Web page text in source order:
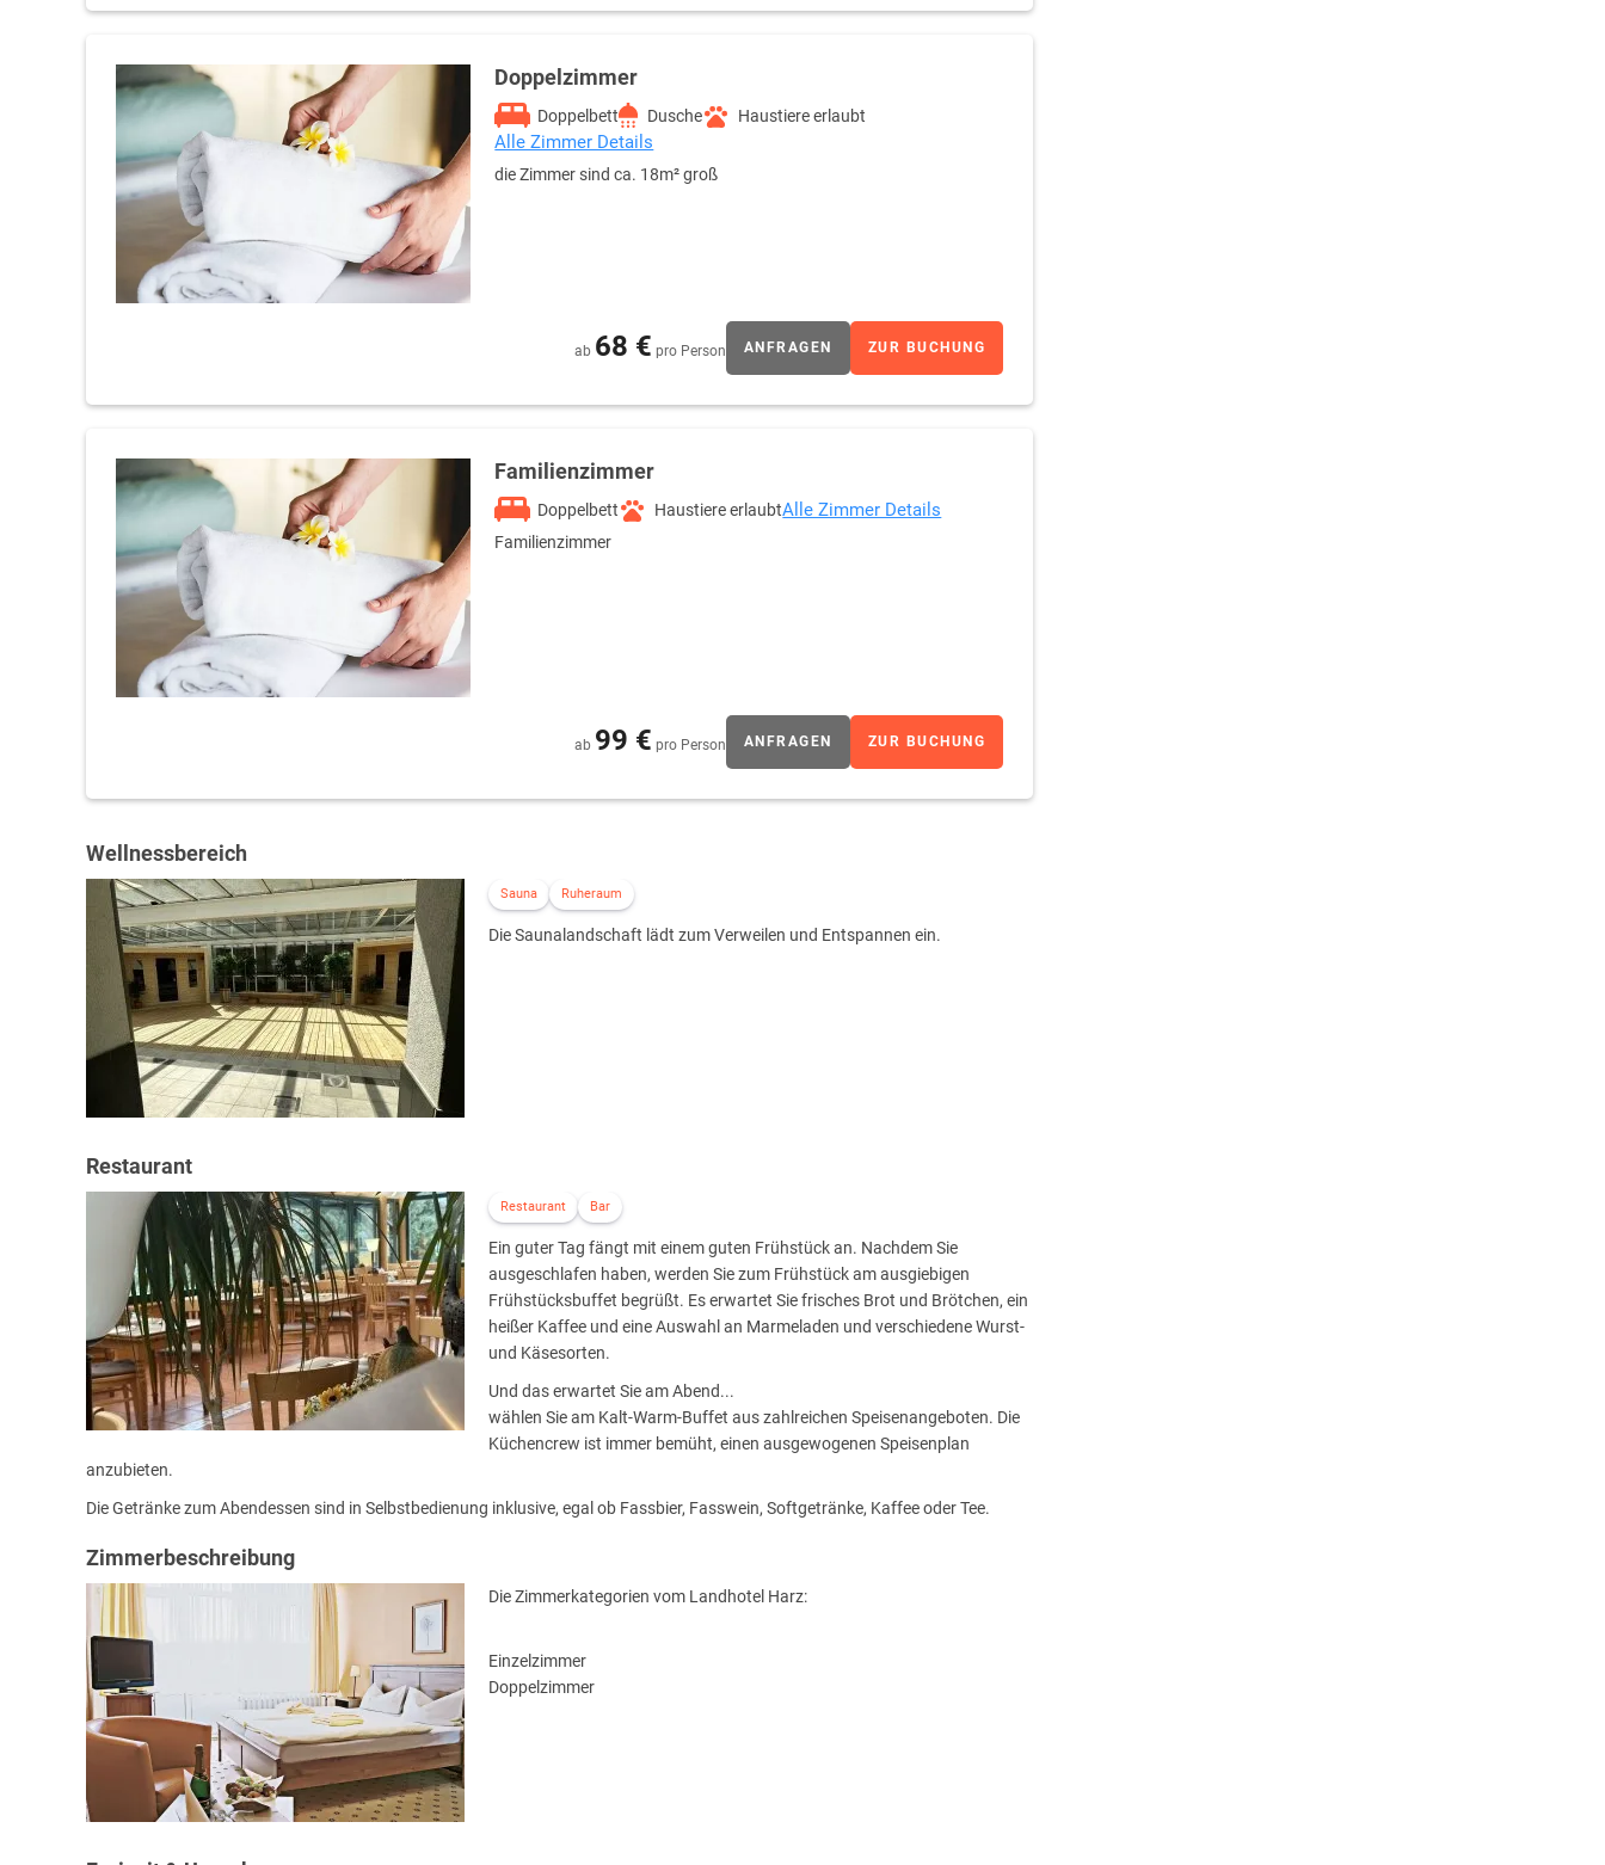
Doppelzimmer
Doppelbett Dusche Haustiere erlaubt
Alle Zimmer Details
die Zimmer sind ca. 18m² groß
ab 68 € pro Person ANFRAGEN ZUR BUCHUNG
Familienzimmer
Doppelbett Haustiere erlaubtAlle Zimmer Details
Familienzimmer
ab 99 € pro Person ANFRAGEN ZUR BUCHUNG
Wellnessbereich
Sauna Ruheraum
Die Saunalandschaft lädt zum Verweilen und Entspannen ein.
Restaurant
Restaurant Bar
Ein guter Tag fängt mit einem guten Frühstück an. Nachdem Sie
ausgeschlafen haben, werden Sie zum Frühstück am ausgiebigen
Frühstücksbuffet begrüßt. Es erwartet Sie frisches Brot und Brötchen, ein
heißer Kaffee und eine Auswahl an Marmeladen und verschiedene Wurst-
und Käsesorten.
Und das erwartet Sie am Abend...
wählen Sie am Kalt-Warm-Buffet aus zahlreichen Speisenangeboten. Die
Küchencrew ist immer bemüht, einen ausgewogenen Speisenplan
anzubieten.
Die Getränke zum Abendessen sind in Selbstbedienung inklusive, egal ob Fassbier, Fasswein, Softgetränke, Kaffee oder Tee.
Zimmerbeschreibung
Die Zimmerkategorien vom Landhotel Harz:
Einzelzimmer
Doppelzimmer